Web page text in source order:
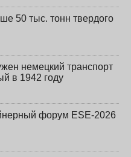
50 тыс. тонн твердого
немецкий транспорт
в 1942 году
форум ESE-2026